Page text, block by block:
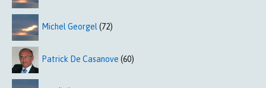
Michel Georgel (72)
Patrick De Casanove (60)